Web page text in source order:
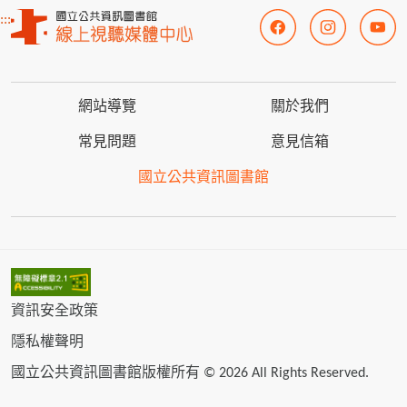
:::
網站導覽 關於我們
常見問題 意見信箱
國立公共資訊圖書館
資訊安全政策
隱私權聲明
國立公共資訊圖書館版權所有 © 2026 All Rights Reserved.